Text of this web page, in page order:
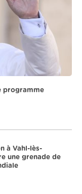
programme
à Vahl-lès-
une grenade de